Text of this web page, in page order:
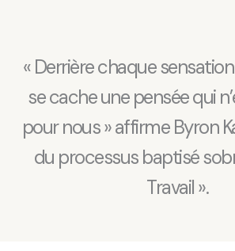
« Derrière chaque
se cache une pensée qui
pour nous » affirme Byron
du processus baptisé
Travail ».